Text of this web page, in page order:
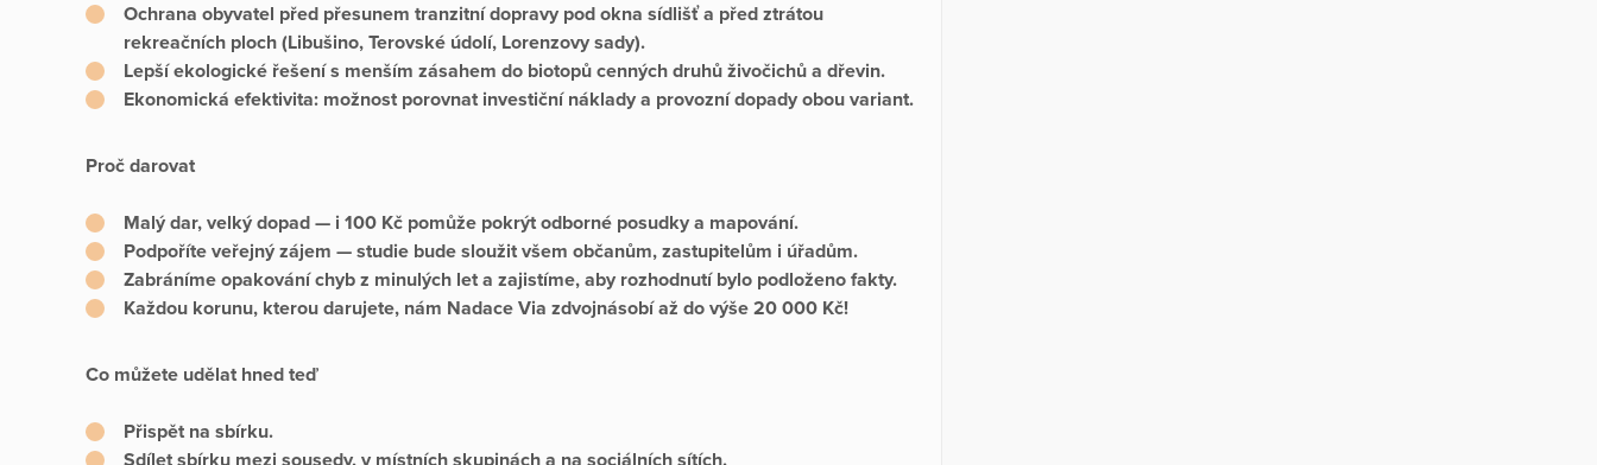
Ochrana obyvatel před přesunem tranzitní dopravy pod okna sídlišť a před ztrátou
rekreačních ploch (Libušino, Terovské údolí, Lorenzovy sady).
Lepší ekologické řešení s menším zásahem do biotopů cenných druhů živočichů a dřevin.
Ekonomická efektivita: možnost porovnat investiční náklady a provozní dopady obou variant.
Proč darovat
Malý dar, velký dopad — i 100 Kč pomůže pokrýt odborné posudky a mapování.
Podpoříte veřejný zájem — studie bude sloužit všem občanům, zastupitelům i úřadům.
Zabráníme opakování chyb z minulých let a zajistíme, aby rozhodnutí bylo podloženo fakty.
Každou korunu, kterou darujete, nám Nadace Via zdvojnásobí až do výše 20 000 Kč!
Co můžete udělat hned teď
Přispět na sbírku.
Sdílet sbírku mezi sousedy, v místních skupinách a na sociálních sítích.